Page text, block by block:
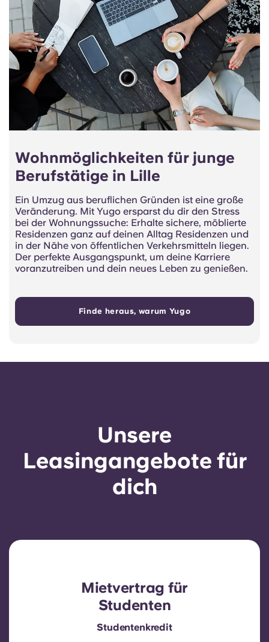
Wohnmöglichkeiten für junge
Berufstätige in Lille
Ein Umzug aus beruflichen Gründen ist eine große
Veränderung. Mit Yugo ersparst du dir den Stress
bei der Wohnungssuche: Erhalte sichere, möblierte
Residenzen ganz auf deinen Alltag Residenzen und
in der Nähe von öffentlichen Verkehrsmitteln liegen.
Der perfekte Ausgangspunkt, um deine Karriere
voranzutreiben und dein neues Leben zu genießen.
Finde heraus, warum Yugo
Unsere
Leasingangebote für
dich
Mietvertrag für
Studenten
Studentenkredit